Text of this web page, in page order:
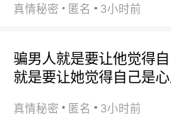
真情秘密 匿名 3小时前
骗男人就是要让他觉得
就是要让她觉得自己是心
真情秘密 匿名 3小时前